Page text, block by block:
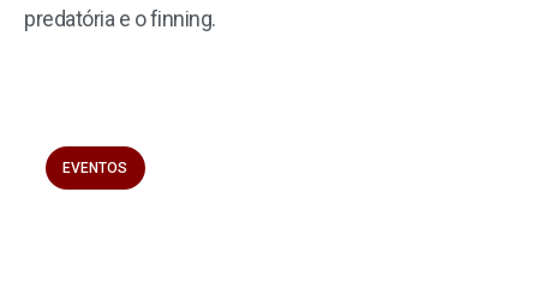
predatória e o finning.
EVENTOS